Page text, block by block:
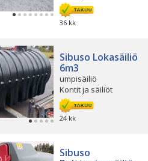
36 kk
Sibuso Lokasäiliö
6m3
umpisäiliö
Kontit ja säiliöt
24 kk
Sibuso